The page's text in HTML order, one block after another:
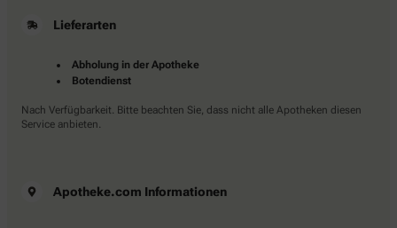
Lieferarten
Abholung in der Apotheke
Botendienst
Nach Verfügbarkeit. Bitte beachten Sie, dass nicht alle Apotheken diesen
Service anbieten.
Apotheke.com Informationen